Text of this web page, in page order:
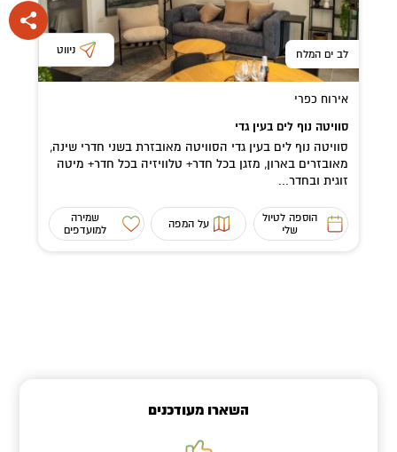
לב ים המלח ניווט
אירוח כפרי
סוויטה נוף לים בעין גדי
סוויטה נוף לים בעין גדי הסוויטה מאובזרת בשני חדרי שינה,
מאובזרים בארון, מזגן בכל חדר+ טלוויזיה בכל חדר+ מיטה
זוגית ובחדר...
הוספה לטיול
שלי
על המפה
שמירה
למועדפים
השארו מעודכנים